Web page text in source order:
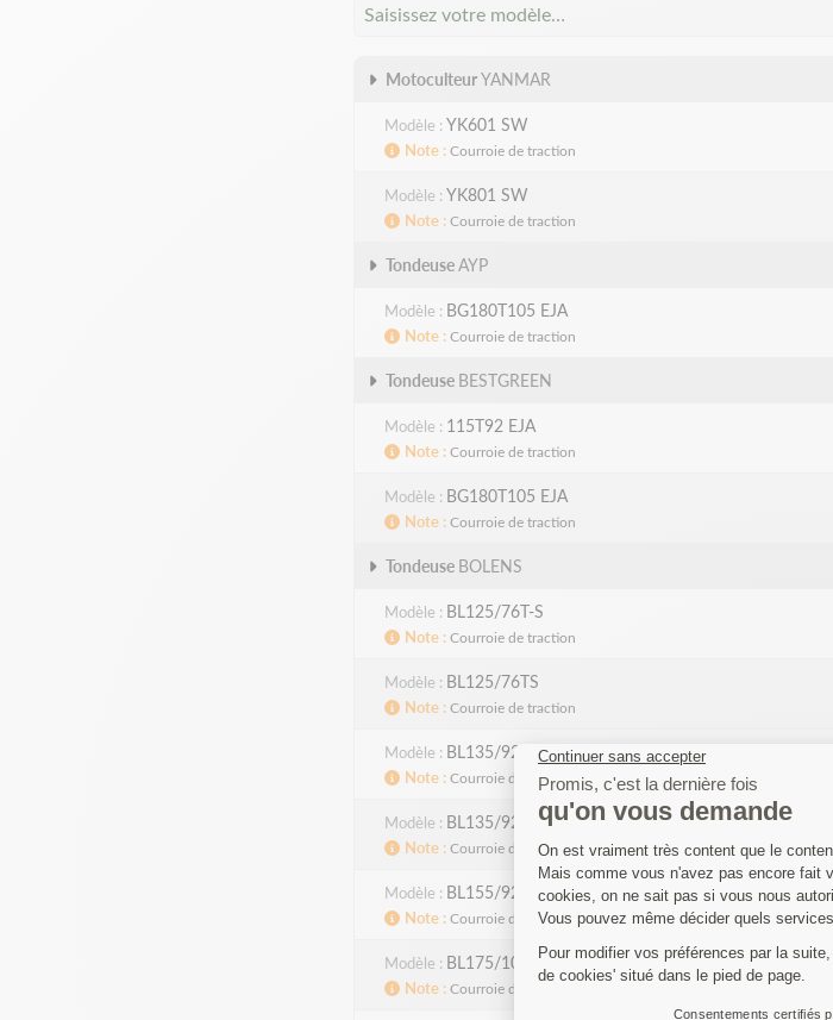
Saisissez votre modèle…
MotoculteurYANMAR
Modèle YK601 SW
Note Courroie de traction
Modèle YK801 SW
Note Courroie de traction
TondeuseAYP
Modèle BG180T105 EJA
Note Courroie de traction
Tondeuse BESTGREEN
Modèle 115T92 EJA
Note Courroie de traction
Modèle BG180T105 EJA
Note Courroie de traction
Tondeuse BOLENS
Modèle BL125/76T-S
Note Courroie de traction
Modèle BL125/76TS
Note Courroie de traction
Modèle BL135/92AT
Note Courroie de traction
Modèle BL135/92T
Note Courroie de traction
Modèle BL155/92T
Note Courroie de traction
Modèle BL175/105AT
Note Courroie de traction